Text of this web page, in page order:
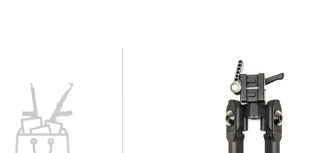
O DOSTĘPNOŚCI